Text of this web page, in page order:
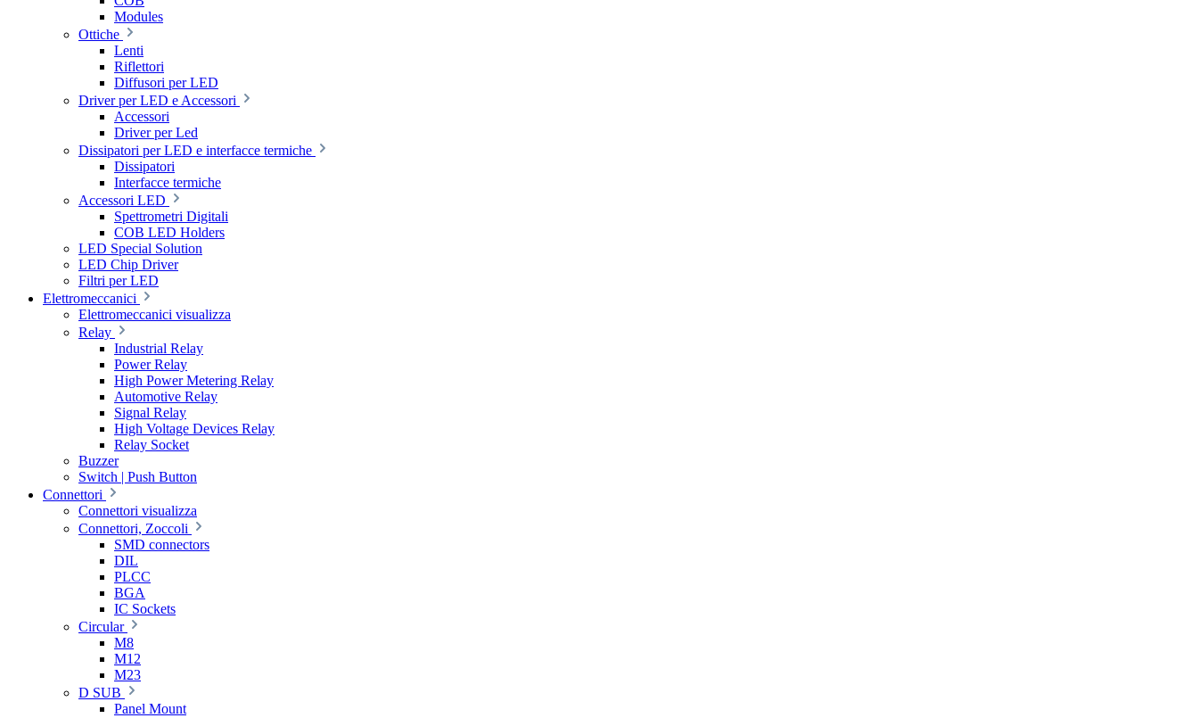
Modules
Ottiche
Lenti
Riflettori
Diffusori per LED
Driver per LED e Accessori
Accessori
Driver per Led
Dissipatori per LED e interfacce termiche
Dissipatori
Interfacce termiche
Accessori LED
Spettrometri Digitali
COB LED Holders
LED Special Solution
LED Chip Driver
Filtri per LED
Elettromeccanici
Elettromeccanici visualizza
Relay
Industrial Relay
Power Relay
High Power Metering Relay
Automotive Relay
Signal Relay
High Voltage Devices Relay
Relay Socket
Buzzer
Switch | Push Button
Connettori
Connettori visualizza
Connettori, Zoccoli
SMD connectors
DIL
PLCC
BGA
IC Sockets
Circular
M8
M12
M23
D SUB
Panel Mount